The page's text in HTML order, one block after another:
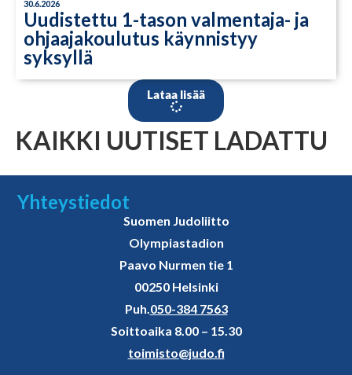
30.6.2026
Uudistettu 1-tason valmentaja- ja
ohjaajakoulutus käynnistyy
syksyllä
Lataa lisää
KAIKKI UUTISET LADATTU
Yhteystiedot
Suomen Judoliitto
Olympiastadion
Paavo Nurmen tie 1
00250 Helsinki
Puh.050-384 7563
Soittoaika 8.00 – 15.30
toimisto@judo.fi